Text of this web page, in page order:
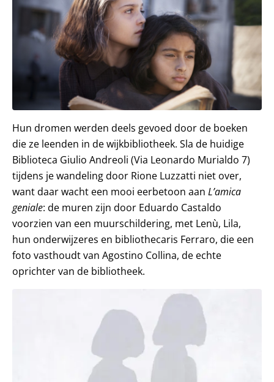
Hun dromen werden deels gevoed door de boeken
die ze leenden in de wijkbibliotheek. Sla de huidige
Biblioteca Giulio Andreoli (Via Leonardo Murialdo 7)
tijdens je wandeling door Rione Luzzatti niet over,
want daar wacht een mooi eerbetoon aan L’amica
geniale: de muren zijn door Eduardo Castaldo
voorzien van een muurschildering, met Lenù, Lila,
hun onderwijzeres en bibliothecaris Ferraro, die een
foto vasthoudt van Agostino Collina, de echte
oprichter van de bibliotheek.